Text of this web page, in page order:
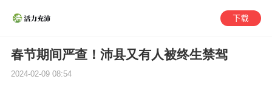
春节期间严查！沛县又有人被终生禁驾
2024-02-09 08:54